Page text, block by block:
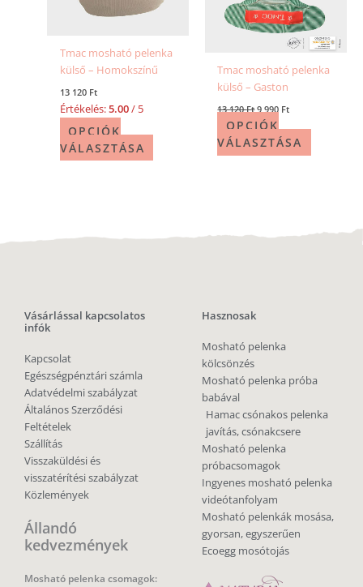
Tmac mosható pelenka
külső – Homokszínű
13 120 Ft
Értékelés:5.00/ 5
OPCIÓK
VÁLASZTÁSA
Tmac mosható pelenka
külső – Gaston
13 120Ft 9 990 Ft
OPCIÓK
VÁLASZTÁSA
Vásárlással kapcsolatos
infók
Kapcsolat
Egészségpénztári számla
Adatvédelmi szabályzat
Általános Szerződési
Feltételek
Szállítás
Visszaküldési és
visszatérítési szabályzat
Közlemények
Állandó
kedvezmények
Mosható pelenka csomagok:
Hasznosak
Mosható pelenka
kölcsönzés
Mosható pelenka próba
babával
Hamac csónakos pelenka
javítás, csónakcsere
Mosható pelenka
próbacsomagok
Ingyenes mosható pelenka
videótanfolyam
Mosható pelenkák mosása,
gyorsan, egyszerűen
Ecoegg mosótojás